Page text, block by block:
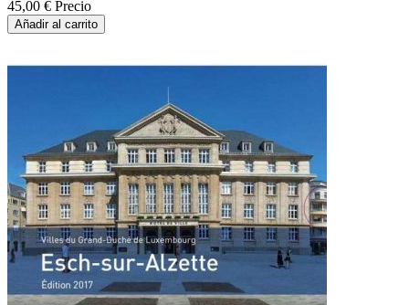
45,00 € Precio
Añadir al carrito